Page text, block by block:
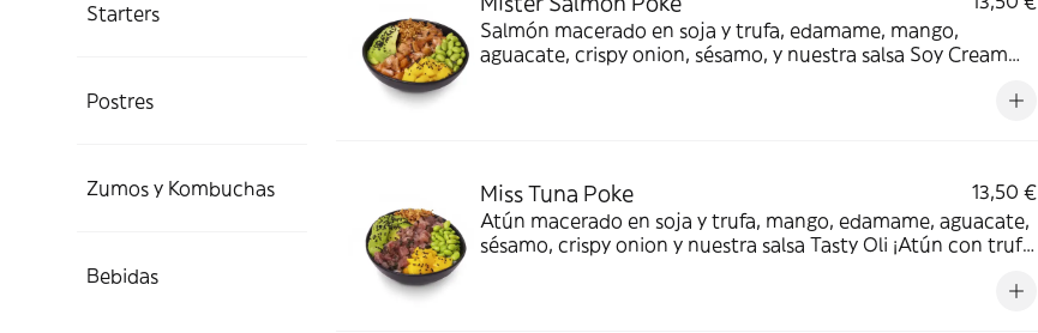
Starters
Postres
Zumos y Kombuchas
Bebidas
Salmón macerado en soja y trufa, edamame, mango,
aguacate, crispy onion, sésamo, y nuestra salsa Soy Cream
Miss Tuna Poke
13,50 €
Atún macerado en soja y trufa, mango, edamame, aguacate,
sésamo, crispy onion y nuestra salsa Tasty Oli ¡Atún con trufa,